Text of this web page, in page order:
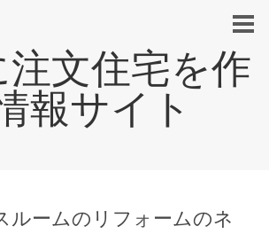
文住宅を作
報サイト
ルームのリフォームのネ